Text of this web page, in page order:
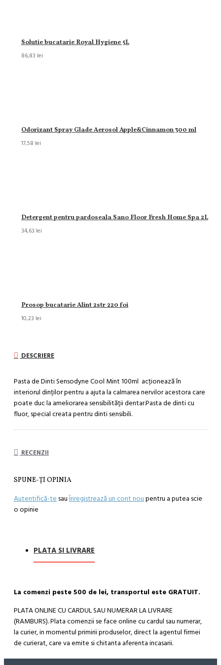
Solutie bucatarie Royal Hygiene 5L
86,83 lei
Odorizant Spray Glade Aerosol Apple&Cinnamon 300 ml
17,58 lei
Detergent pentru pardoseala Sano Floor Fresh Home Spa 2L
34,63 lei
Prosop bucatarie Alint 2str 220 foi
10,23 lei
DESCRIERE
Pasta de Dinti Sensodyne Cool Mint 100ml acționează în
interiorul dinților pentru a ajuta la calmarea nervilor acestora care
poate duc la ameliorarea sensibilității dentar.Pasta de dinti cu
fluor, special creata pentru dinti sensibili.
RECENZII
SPUNE-ŢI OPINIA
Autentifică-te sauÎnregistrează un cont nou pentru a putea scie
o opinie
PLATA SI LIVRARE
La comenzi peste 500 de lei, transportul este GRATUIT.
PLATA ONLINE CU CARDUL SAU NUMERAR LA LIVRARE
(RAMBURS). Plata comenzii se face online cu cardul sau numerar,
la curier, in momentul primirii produselor, direct la agentul firmei
de curierat, care va emite si chitanta aferenta incasarii.
Cum se face livrarea produselor: